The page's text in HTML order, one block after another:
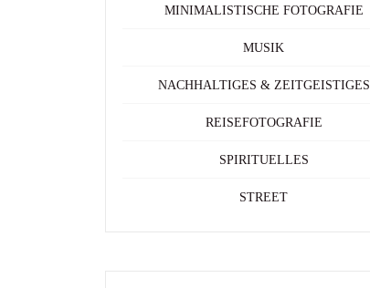
MINIMALISTISCHE FOTOGRAFIE
MUSIK
NACHHALTIGES & ZEITGEISTIGES
REISEFOTOGRAFIE
SPIRITUELLES
STREET